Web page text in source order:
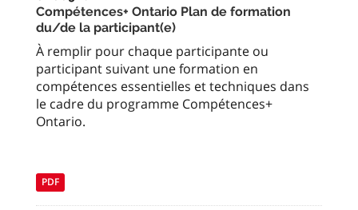
Compétences+ Ontario Plan de formation
du/de la participant(e)
À remplir pour chaque participante ou
participant suivant une formation en
compétences essentielles et techniques dans
le cadre du programme Compétences+
Ontario.
PDF